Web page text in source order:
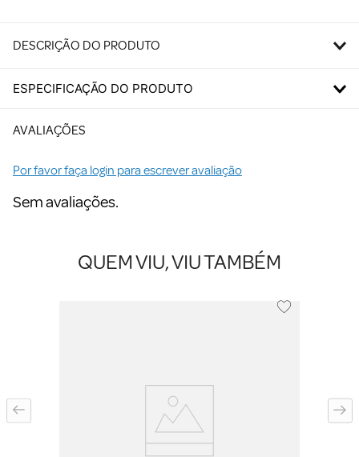
DESCRIÇÃO DO PRODUTO
ESPECIFICAÇÃO DO PRODUTO
AVALIAÇÕES
Por favor faça login para escrever avaliação
Sem avaliações.
QUEM VIU, VIU TAMBÉM